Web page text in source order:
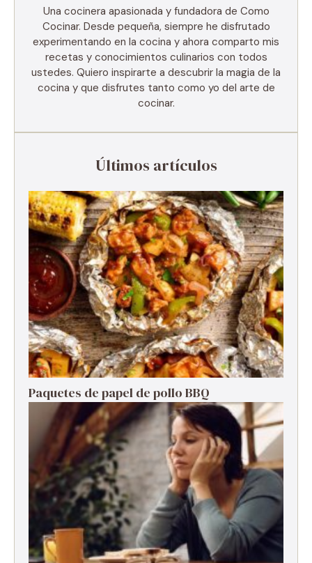
Una cocinera apasionada y fundadora de Como
Cocinar. Desde pequeña, siempre he disfrutado
experimentando en la cocina y ahora comparto mis
recetas y conocimientos culinarios con todos
ustedes. Quiero inspirarte a descubrir la magia de la
cocina y que disfrutes tanto como yo del arte de
cocinar.
Últimos artículos
Paquetes de papel de pollo BBQ